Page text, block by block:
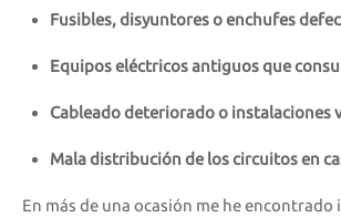
Fusibles, disyuntores o enchufes
Equipos eléctricos antiguos que
Cableado deteriorado o instalaciones
Mala distribución de los circuitos en
En más de una ocasión me he